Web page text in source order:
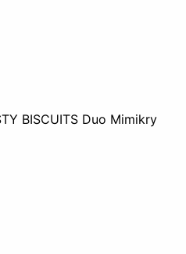
BISCUITS Duo Mimikry